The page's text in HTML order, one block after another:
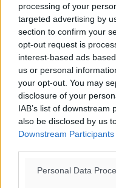
processing of your
targeted advertising by
section to confirm your
opt-out request is
interest-based ads
us or personal
your opt-out. You may
disclosure of your
IAB’s list of
also be disclosed by us
Downstream Participants
Personal Data
Περίπου 50
στην περιοχή Κόβα.
στον χώρο των
Δήμαρχος Ρόδου και ...
17.08.15, 12:51